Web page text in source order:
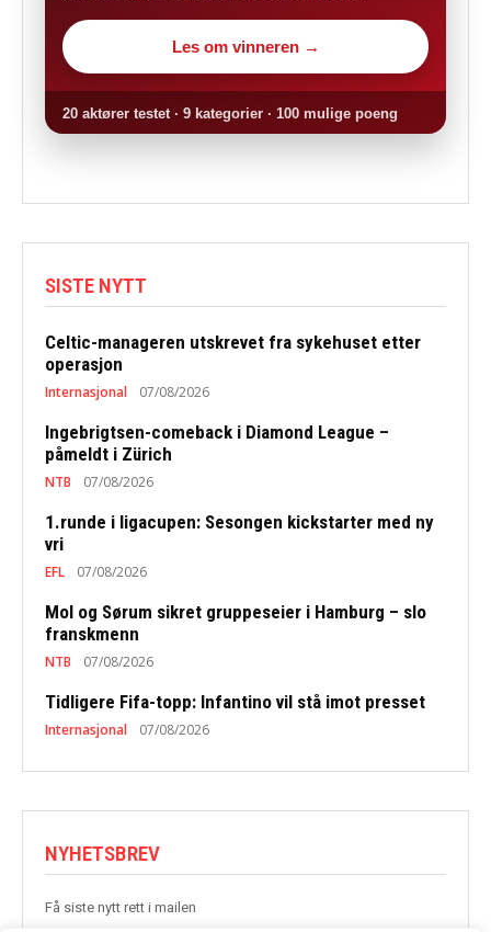
Les om vinneren →
20 aktører testet · 9 kategorier · 100 mulige poeng
SISTE NYTT
Celtic-manageren utskrevet fra sykehuset etter
operasjon
Internasjonal 07/08/2026
Ingebrigtsen-comeback i Diamond League –
påmeldt i Zürich
NTB 07/08/2026
1.runde i ligacupen: Sesongen kickstarter med ny
vri
EFL 07/08/2026
Mol og Sørum sikret gruppeseier i Hamburg – slo
franskmenn
NTB 07/08/2026
Tidligere Fifa-topp: Infantino vil stå imot presset
Internasjonal 07/08/2026
NYHETSBREV
Få siste nytt rett i mailen